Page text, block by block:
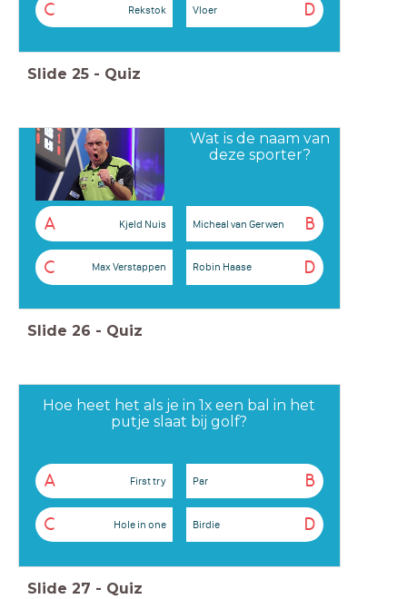
C Rekstok D
Vloer
Slide 25 - Quiz
Wat is de naam van
deze sporter?
A Kjeld Nuis B
Micheal van Gerwen
C Max Verstappen D
Robin Haase
Slide 26 - Quiz
Hoe heet het als je in 1x een bal in het
putje slaat bij golf?
A First try B
Par
C Hole in one D
Birdie
Slide 27 - Quiz